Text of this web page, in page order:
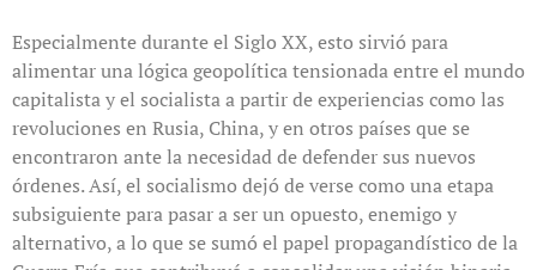
Especialmente durante el Siglo XX, esto sirvió para
alimentar una lógica geopolítica tensionada entre el mundo
capitalista y el socialista a partir de experiencias como las
revoluciones en Rusia, China, y en otros países que se
encontraron ante la necesidad de defender sus nuevos
órdenes. Así, el socialismo dejó de verse como una etapa
subsiguiente para pasar a ser un opuesto, enemigo y
alternativo, a lo que se sumó el papel propagandístico de la